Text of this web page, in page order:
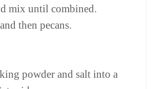
mix until combined.
then pecans.
powder and salt into a